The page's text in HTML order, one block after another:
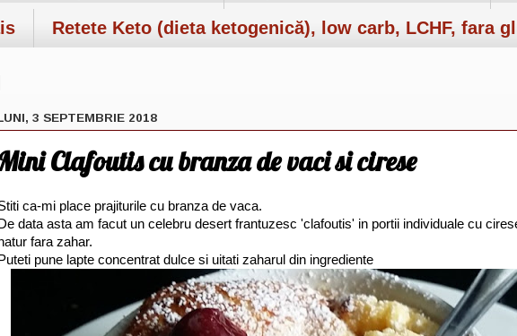
Retete Keto (dieta ketogenică), low carb, LCHF, fara
3 SEPTEMBRIE 2018
Clafoutis cu branza de vaci si cirese
ca-mi place prajiturile cu branza de vaca.
data asta am facut un celebru desert frantuzesc 'clafoutis' in portii individuale cu
fara zahar.
pune lapte concentrat dulce si uitati zaharul din ingrediente